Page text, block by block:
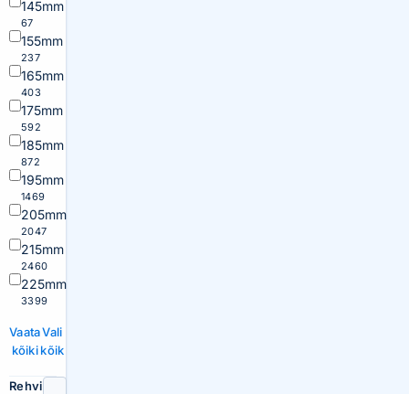
145mm
67
155mm
237
165mm
403
175mm
592
185mm
872
195mm
1469
205mm
2047
215mm
2460
225mm
3399
Vaata
kõiki
Vali
kõik
Rehvi